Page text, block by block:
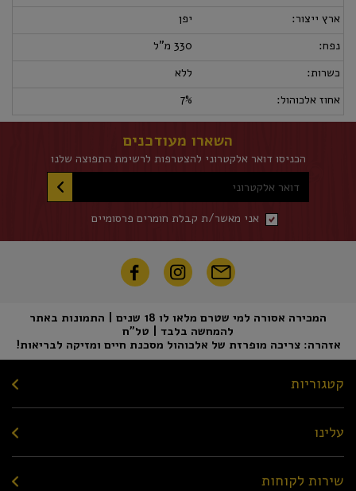
ארץ ייצור:
יפן
נפח:
330 מ"ל
כשרות:
ללא
אחוז אלכוהול:
7%
השארו מעודכנים
הכניסו דואר אלקטרוני להצטרפות לרשימת התפוצה שלנו
דואר אלקטרוני
אני מאשר/ת קבלת חומרים פרסומיים
המכירה אסורה למי שטרם מלאו לו 18 שנים | התמונות באתר
להמחשה בלבד | טל"ח
אזהרה: צריכה מופרזת של אלכוהול מסכנת חיים ומזיקה לבריאות!
קטגוריות
עלינו
שירות לקוחות